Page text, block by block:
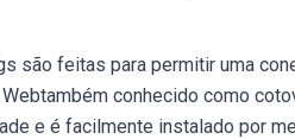
são feitas para permitir uma
conhecido como
e é facilmente instalado por